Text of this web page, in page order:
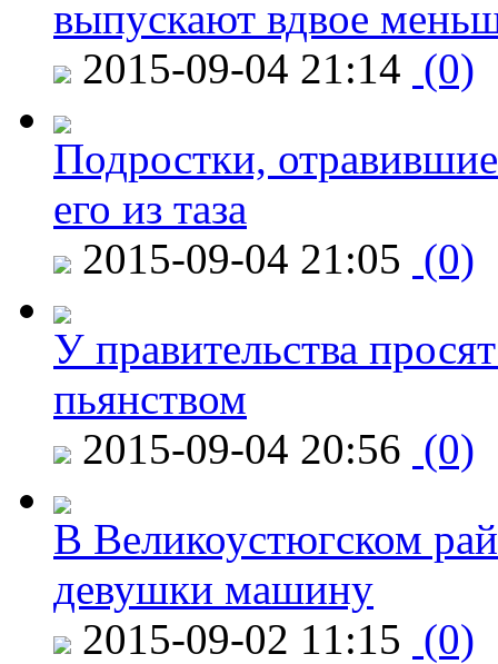
выпускают вдвое
2015-09-04 21:14 (0)
Подростки,
его из таза
2015-09-04 21:05 (0)
У правительства
пьянством
2015-09-04 20:56 (0)
В Великоустюгском
девушки машину
2015-09-02 11:15 (0)